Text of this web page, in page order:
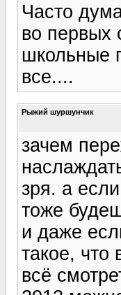
Часто
во первых
школьные
все....
Рыжий шуршунчик
зачем
зря. а
тоже
и даже
такое,
всё